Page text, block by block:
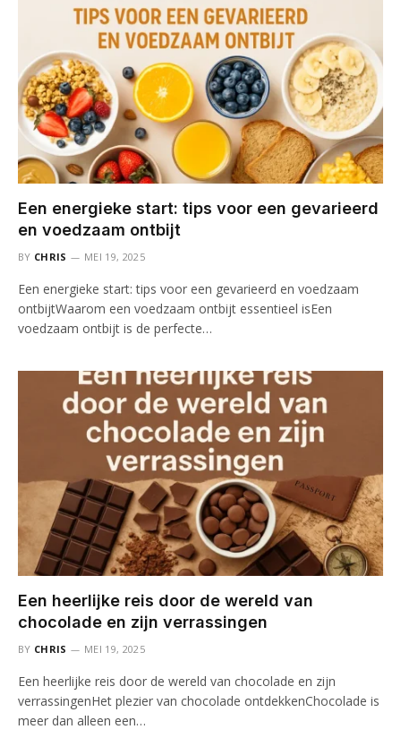
Een energieke start: tips voor een gevarieerd
en voedzaam ontbijt
BY CHRIS MEI 19, 2025
Een energieke start: tips voor een gevarieerd en voedzaam
ontbijtWaarom een voedzaam ontbijt essentieel isEen
voedzaam ontbijt is de perfecte…
Een heerlijke reis door de wereld van
chocolade en zijn verrassingen
BY CHRIS MEI 19, 2025
Een heerlijke reis door de wereld van chocolade en zijn
verrassingenHet plezier van chocolade ontdekkenChocolade is
meer dan alleen een…